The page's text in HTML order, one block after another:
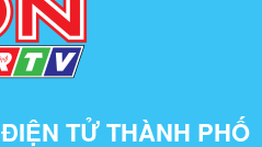
TỬ THÀNH PHỐ